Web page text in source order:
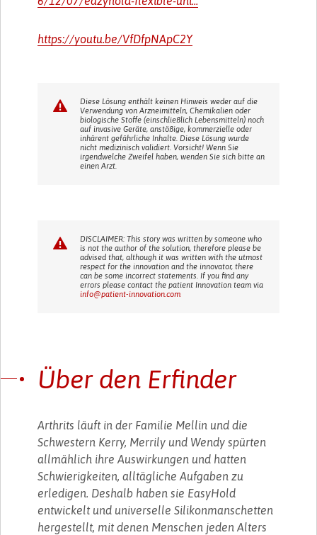
https://youtu.be/VfDfpNApC2Y
Diese Lösung enthält keinen Hinweis weder auf die
Verwendung von Arzneimitteln, Chemikalien oder
biologische Stoffe (einschließlich Lebensmitteln) noch
auf invasive Geräte, anstößige, kommerzielle oder
inhärent gefährliche Inhalte. Diese Lösung wurde
nicht medizinisch validiert. Vorsicht! Wenn Sie
irgendwelche Zweifel haben, wenden Sie sich bitte an
einen Arzt.
DISCLAIMER: This story was written by someone who
is not the author of the solution, therefore please be
advised that, although it was written with the utmost
respect for the innovation and the innovator, there
can be some incorrect statements. If you find any
errors please contact the patient Innovation team via
info@patient-innovation.com
Über den Erfinder
Arthrits läuft in der Familie Mellin und die
Schwestern Kerry, Merrily und Wendy spürten
allmählich ihre Auswirkungen und hatten
Schwierigkeiten, alltägliche Aufgaben zu
erledigen. Deshalb haben sie EasyHold
entwickelt und universelle Silikonmanschetten
hergestellt, mit denen Menschen jeden Alters